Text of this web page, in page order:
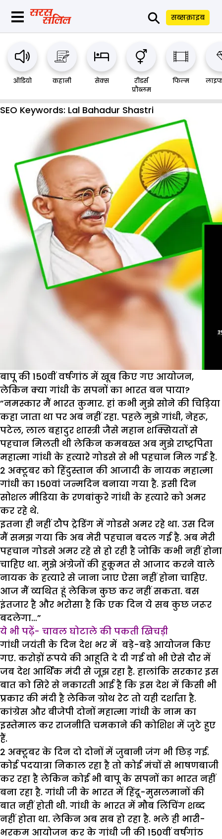
⚲ सब्सक्राइब
ऑडियो कहानी सेक्स
रीडर्स
प्रौब्लम
फिल्म
SEO Keywords: Lal Bahadur Shastri
बापू की 150वीं वर्षगांठ में खूब किए गए आयोजन,
लेकिन क्या गांधी के सपनों का भारत बन पाया?
”नमस्कार मैं भारत कुमार. हां कभी मुझे सोने की चिड़िया
कहा जाता था पर अब नहीं रहा. पहले मुझे गांधी, नेहरू,
पटेल, लाल बहादुर शास्त्री जैसे महान शक्सियतों से
पहचान मिलती थी लेकिन कमबख्त अब मुझे राष्ट्रपिता
महात्मा गांधी के हत्यारे गोडसे से भी पहचान मिल गई है.
2 अक्टूबर को हिंदुस्तान की आजादी के नायक महात्मा
गांधी का 150वां जन्मदिन बनाया गया है. इसी दिन
सोशल मीडिया के रणबांकुरे गांधी के हत्यारे को अमर
कर रहे थे.
इतना ही नहीं टौप ट्रेडिंग में गोडसे अमर रहे था. उस दिन
मैं समझ गया कि अब मेरी पहचान बदल गई है. अब मेरी
पहचान गोडसे अमर रहे से हो रही है जोकि कभी नहीं होना
चाहिए था. मुझे अंग्रेजों की हुकूमत से आजाद करने वाले
नायक के हत्यारे से जाना जाए ऐसा नहीं होना चाहिए.
आज मैं व्यथित हूं लेकिन कुछ कर नहीं सकता. बस
इंतजार है और भरोसा है कि एक दिन ये सब कुछ जरूर
बदलेगा…”
ये भी पढ़ें- चावल घोटाले की पकती खिचड़ी
गांधी जयंती के दिन देश भर में बड़े-बड़े आयोजन किए
गए. करोड़ों रूपये की आहूति दे दी गई वो भी ऐसे दौर में
जब देश आर्थिक मंदी से जूझ रहा है. हालांकि सरकार इस
बात को सिरे से नकारती आई है कि इस देश में किसी भी
प्रकार की मंदी है लेकिन ग्रोथ रेट तो यही दर्शाता है.
कांग्रेस और बीजेपी दोनों महात्मा गांधी के नाम का
इस्तेमाल कर राजनीति चमकाने की कोशिश में जुटे हुए
हैं.
2 अक्टूबर के दिन दो दोनों में जुबानी जंग भी छिड़ गई.
कोई पदयात्रा निकाल रहा है तो कोई मंचों से भाषणबाजी
कर रहा है लेकिन कोई भी बापू के सपनों का भारत नहीं
बना रहा है. गांधी जी के भारत में हिंदू-मुसलमानों की
बात नहीं होती थी. गांधी के भारत में मौब लिंचिंग शब्द
नहीं होता था. लेकिन अब सब हो रहा है. भले ही भारी-
भरकम आयोजन कर के गांधी जी की 150वीं वर्षगांठ